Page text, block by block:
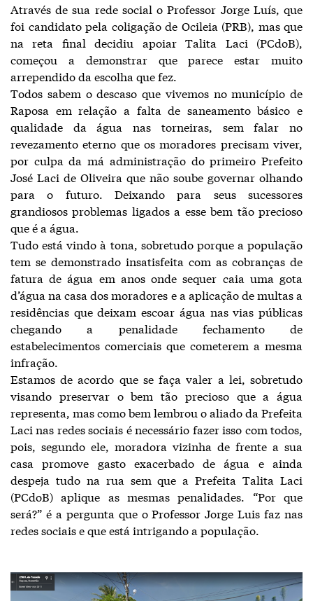
Através de sua rede social o Professor Jorge Luís, que
foi candidato pela coligação de Ocileia (PRB), mas que
na reta final decidiu apoiar Talita Laci (PCdoB),
começou a demonstrar que parece estar muito
arrependido da escolha que fez.
Todos sabem o descaso que vivemos no município de
Raposa em relação a falta de saneamento básico e
qualidade da água nas torneiras, sem falar no
revezamento eterno que os moradores precisam viver,
por culpa da má administração do primeiro Prefeito
José Laci de Oliveira que não soube governar olhando
para o futuro. Deixando para seus sucessores
grandiosos problemas ligados a esse bem tão precioso
que é a água.
Tudo está vindo à tona, sobretudo porque a população
tem se demonstrado insatisfeita com as cobranças de
fatura de água em anos onde sequer caia uma gota
d’água na casa dos moradores e a aplicação de multas a
residências que deixam escoar água nas vias públicas
chegando a penalidade fechamento de
estabelecimentos comerciais que cometerem a mesma
infração.
Estamos de acordo que se faça valer a lei, sobretudo
visando preservar o bem tão precioso que a água
representa, mas como bem lembrou o aliado da Prefeita
Laci nas redes sociais é necessário fazer isso com todos,
pois, segundo ele, moradora vizinha de frente a sua
casa promove gasto exacerbado de água e ainda
despeja tudo na rua sem que a Prefeita Talita Laci
(PCdoB) aplique as mesmas penalidades. “Por que
será?” é a pergunta que o Professor Jorge Luis faz nas
redes sociais e que está intrigando a população.